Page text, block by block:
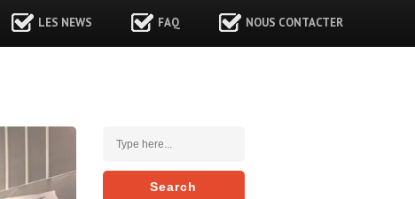
LES NEWS FAQ NOUS CONTACTER